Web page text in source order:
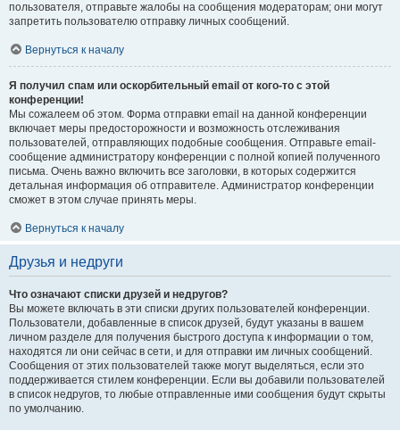
пользователя, отправьте жалобы на сообщения модераторам; они могут
запретить пользователю отправку личных сообщений.
Вернуться к началу
Я получил спам или оскорбительный email от кого-то с этой
конференции!
Мы сожалеем об этом. Форма отправки email на данной конференции
включает меры предосторожности и возможность отслеживания
пользователей, отправляющих подобные сообщения. Отправьте email-
сообщение администратору конференции с полной копией полученного
письма. Очень важно включить все заголовки, в которых содержится
детальная информация об отправителе. Администратор конференции
сможет в этом случае принять меры.
Вернуться к началу
Друзья и недруги
Что означают списки друзей и недругов?
Вы можете включать в эти списки других пользователей конференции.
Пользователи, добавленные в список друзей, будут указаны в вашем
личном разделе для получения быстрого доступа к информации о том,
находятся ли они сейчас в сети, и для отправки им личных сообщений.
Сообщения от этих пользователей также могут выделяться, если это
поддерживается стилем конференции. Если вы добавили пользователей
в список недругов, то любые отправленные ими сообщения будут скрыты
по умолчанию.